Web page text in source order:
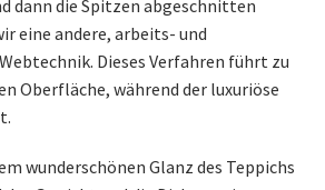
dann die Spitzen abgeschnitten
eine andere, arbeits- und
Dieses Verfahren führt zu
Oberfläche, während der luxuriöse
wunderschönen Glanz des Teppichs